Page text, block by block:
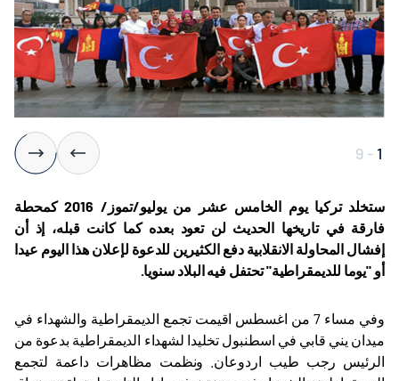
1
-
9
ستخلد تركيا يوم الخامس عشر من يوليو/تموز/ 2016 كمحطة
فارقة في تاريخها الحديث لن تعود بعده كما كانت قبله، إذ أن
إفشال المحاولة الانقلابية دفع الكثيرين للدعوة لإعلان هذا اليوم عيدا
أو "يوما للديمقراطية" تحتفل فيه البلاد سنويا.
وفي مساء 7 من اغسطس اقيمت تجمع الديمقراطية والشهداء في
ميدان يني قابي في اسطنبول تخليدا لشهداء الديمقراطية بدعوة من
الرئيس رجب طيب اردوعان. ونظمت مظاهرات داعمة لتجمع